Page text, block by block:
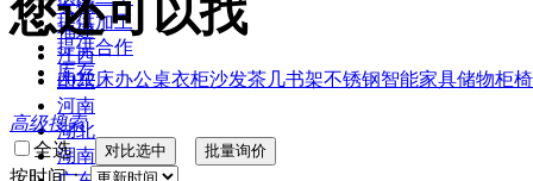
安徽
福建
江西
山东
河南
湖北
湖南
提供加工
提供合作
库存
您还可以找
2022床办公桌衣柜沙发茶几书架不锈钢智能家具储物柜
高级搜索
全选